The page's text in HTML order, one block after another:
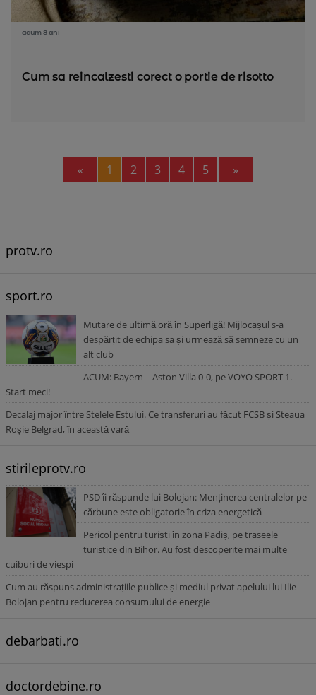
acum 8 ani
Cum sa reincalzesti corect o portie de risotto
« Previous
1 2 3 4 5 »
protv.ro
sport.ro
Mutare de ultimă oră în Superligă! Mijlocașul s-a
despărțit de echipa sa și urmează să semneze cu un
alt club
ACUM: Bayern – Aston Villa 0-0, pe VOYO SPORT 1.
Start meci!
Decalaj major între Stelele Estului. Ce transferuri au făcut FCSB și Steaua
Roșie Belgrad, în această vară
stirileprotv.ro
PSD îi răspunde lui Bolojan: Menținerea centralelor pe
cărbune este obligatorie în criza energetică
Pericol pentru turiști în zona Padiș, pe traseele
turistice din Bihor. Au fost descoperite mai multe
cuiburi de viespi
Cum au răspuns administrațiile publice și mediul privat apelului lui Ilie
Bolojan pentru reducerea consumului de energie
debarbati.ro
doctordebine.ro